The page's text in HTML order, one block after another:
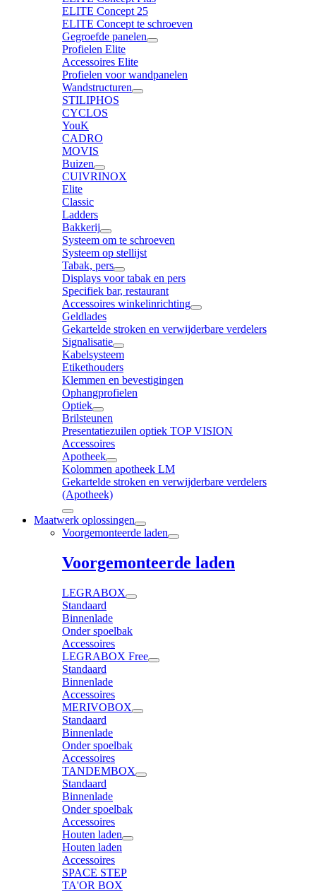
ELITE Concept 25
ELITE Concept te schroeven
Gegroefde panelen
Profielen Elite
Accessoires Elite
Profielen voor wandpanelen
Wandstructuren
STILIPHOS
CYCLOS
YouK
CADRO
MOVIS
Buizen
CUIVRINOX
Elite
Classic
Ladders
Bakkerij
Systeem om te schroeven
Systeem op stellijst
Tabak, pers
Displays voor tabak en pers
Specifiek bar, restaurant
Accessoires winkelinrichting
Geldlades
Gekartelde stroken en verwijderbare verdelers
Signalisatie
Kabelsysteem
Etikethouders
Klemmen en bevestigingen
Ophangprofielen
Optiek
Brilsteunen
Presentatiezuilen optiek TOP VISION
Accessoires
Apotheek
Kolommen apotheek LM
Gekartelde stroken en verwijderbare verdelers
(Apotheek)
Maatwerk oplossingen
Voorgemonteerde laden
Voorgemonteerde laden
LEGRABOX
Standaard
Binnenlade
Onder spoelbak
Accessoires
LEGRABOX Free
Standaard
Binnenlade
Accessoires
MERIVOBOX
Standaard
Binnenlade
Onder spoelbak
Accessoires
TANDEMBOX
Standaard
Binnenlade
Onder spoelbak
Accessoires
Houten laden
Houten laden
Accessoires
SPACE STEP
TA'OR BOX